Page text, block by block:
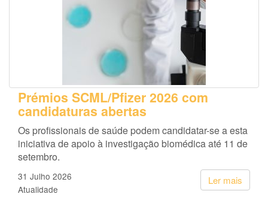
Prémios SCML/Pfizer 2026 com
candidaturas abertas
Os profissionais de saúde podem candidatar-se a esta
iniciativa de apoio à investigação biomédica até 11 de
setembro.
Ler mais
31 Julho 2026
Atualidade